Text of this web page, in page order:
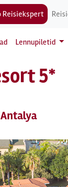
Reisiekspert
Lennupiletid
5*